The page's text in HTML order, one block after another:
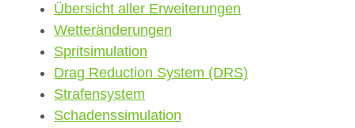
Übersicht aller Erweiterungen
Wetteränderungen
Spritsimulation
Drag Reduction System (DRS)
Strafensystem
Schadenssimulation